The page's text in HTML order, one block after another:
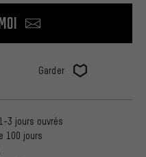
Garder
3 jours ouvrés
100 jours